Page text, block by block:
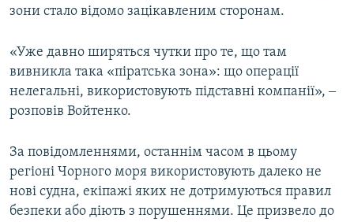
зони стало відомо зацікавленим сторонам.
«Уже давно ширяться чутки про те, що там
вивникла така «піратська зона»: що операції
нелегальні, використовують підставні компанії», ‒
розповів Войтенко.
За повідомленнями, останнім часом в цьому
регіоні Чорного моря використовують далеко не
нові судна, екіпажі яких не дотримуються правил
безпеки або діють з порушеннями. Це призвело до